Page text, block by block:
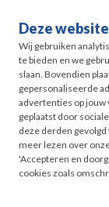
Deze
Wij gebruiken
te bieden en we
slaan. Bovendien
gepersonaliseerde
advertenties op
geplaatst door
deze derden
meer lezen over
'Accepteren en
cookies zoals
Life events
Pensioen in Zicht
HR
Odyssee